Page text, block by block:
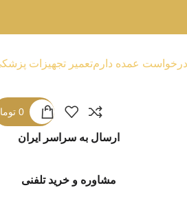
درخواست عمده دارمتعمیر تجهیزات
0
ارسال به سراسر ایران
مشاوره و خرید تلفنی